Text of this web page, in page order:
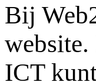
Bij
ICT